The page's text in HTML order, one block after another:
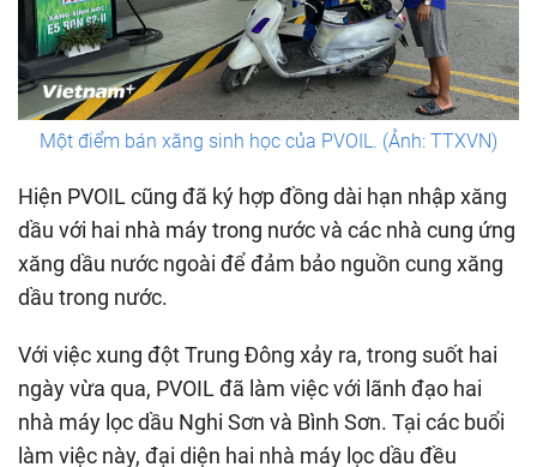
Một điểm bán xăng sinh học của PVOIL. (Ảnh: TTXVN)
Hiện PVOIL cũng đã ký hợp đồng dài hạn nhập xăng
dầu với hai nhà máy trong nước và các nhà cung ứng
xăng dầu nước ngoài để đảm bảo nguồn cung xăng
dầu trong nước.
Với việc xung đột Trung Đông xảy ra, trong suốt hai
ngày vừa qua, PVOIL đã làm việc với lãnh đạo hai
nhà máy lọc dầu Nghi Sơn và Bình Sơn. Tại các buổi
làm việc này, đại diện hai nhà máy lọc dầu đều